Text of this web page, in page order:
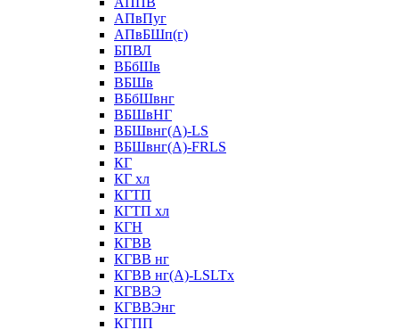
АПвПуг
АПвБШп(г)
БПВЛ
ВБбШв
ВБШв
ВБбШвнг
ВБШвНГ
ВБШвнг(А)-LS
ВБШвнг(А)-FRLS
КГ
КГ хл
КГТП
КГТП хл
КГН
КГВВ
КГВВ нг
КГВВ нг(А)-LSLTx
КГВВЭ
КГВВЭнг
КГПП